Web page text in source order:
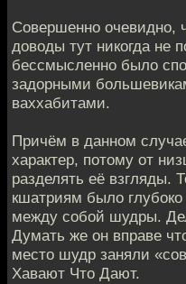
Совершенно очевидно,
доводы тут никогда не
бессмысленно было
задорными
ваххабитами.
Причём в данном
характер, потому от
разделять её взгляды.
кшатриям было
между собой шудры.
Думать же он вправе
место шудр заняли
Хавают Что Дают.